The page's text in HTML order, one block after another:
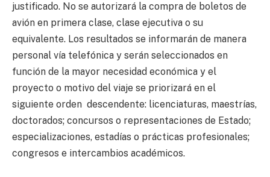
justificado. No se autorizará la compra de boletos de
avión en primera clase, clase ejecutiva o su
equivalente. Los resultados se informarán de manera
personal vía telefónica y serán seleccionados en
función de la mayor necesidad económica y el
proyecto o motivo del viaje se priorizará en el
siguiente orden descendente: licenciaturas, maestrías,
doctorados; concursos o representaciones de Estado;
especializaciones, estadías o prácticas profesionales;
congresos e intercambios académicos.